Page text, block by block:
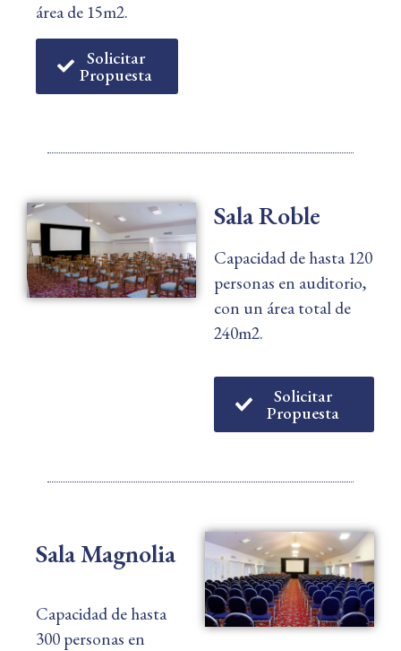
área de 15m2.
Solicitar
Propuesta
Sala Roble
Capacidad de hasta 120
personas en auditorio,
con un área total de
240m2.
Solicitar
Propuesta
Sala Magnolia
Capacidad de hasta
300 personas en